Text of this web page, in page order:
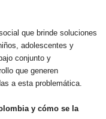
que brinde soluciones
adolescentes y
conjunto y
que generen
a esta problemática.
y cómo se la